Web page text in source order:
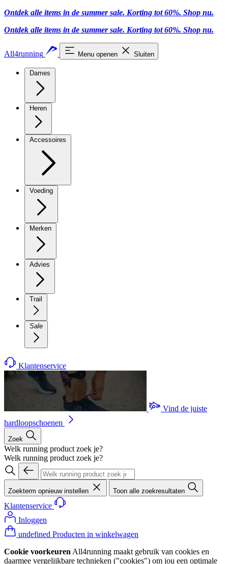
Ontdek alle items in de summer sale. Korting tot 60%. Shop nu.
Ontdek alle items in de summer sale. Korting tot 60%. Shop nu.
All4running Menu openen Sluiten
Dames
Heren
Accessoires
Voeding
Merken
Advies
Trail
Sale
Klantenservice
Vind de juiste
hardloopschoenen
Zoek
Welk running product zoek je?
Welk running product zoek je?
Zoekterm opnieuw instellen Toon alle zoekresultaten
Klantenservice
Inloggen
undefined Producten in winkelwagen
Cookie voorkeuren All4running maakt gebruik van cookies en
daarmee vergelijkbare technieken ("cookies") om jou een optimale